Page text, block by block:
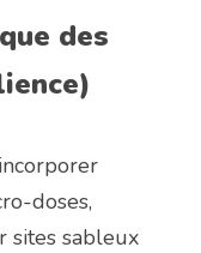
des
doses,
sites sableux